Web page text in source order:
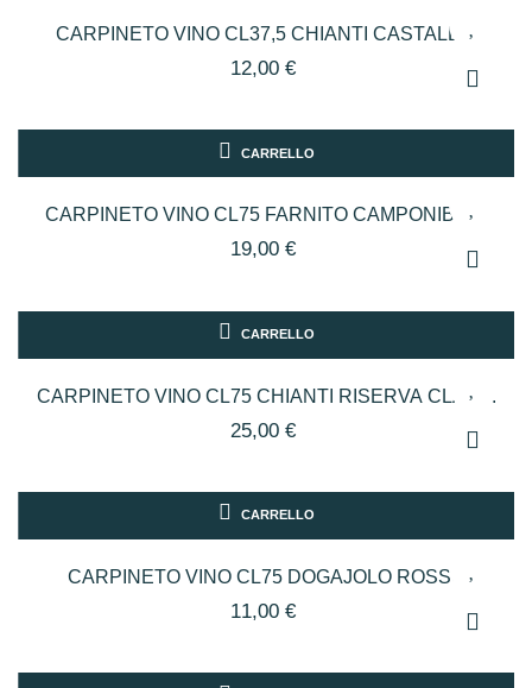
CARPINETO VINO CL37,5 CHIANTI CASTALDO
12,00 €
CARRELLO
CARPINETO VINO CL75 FARNITO CAMPONIBBIO
19,00 €
CARRELLO
CARPINETO VINO CL75 CHIANTI RISERVA CLASS.
25,00 €
CARRELLO
CARPINETO VINO CL75 DOGAJOLO ROSSO
11,00 €